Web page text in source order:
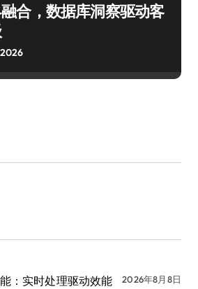
合，数据库洞察驱动客
：实时处理驱动效能
2026年8月8日